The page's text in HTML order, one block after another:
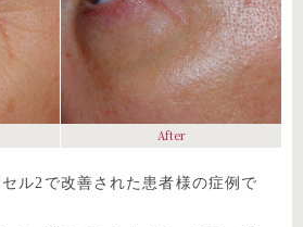
After
ル2で改善された患者様の症例で